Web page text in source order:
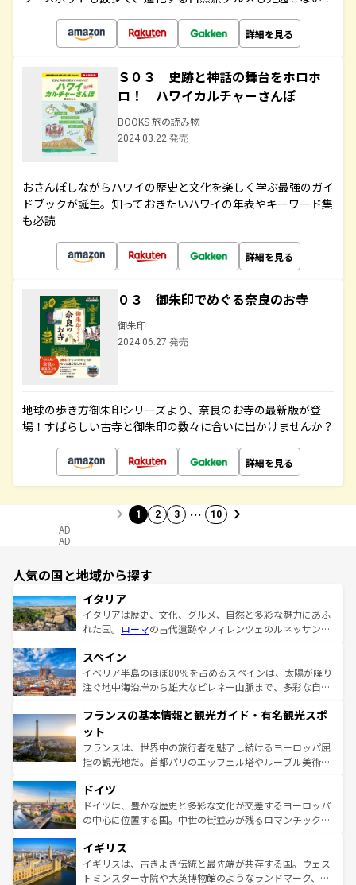
詳細を見る
Ｓ０３ 史跡と神話の舞台をホロホ
ロ！ ハワイカルチャーさんぽ
BOOKS 旅の読み物
2024.03.22 発売
おさんぽしながらハワイの歴史と文化を楽しく学ぶ最強のガイ
ドブックが誕生。知っておきたいハワイの年表やキーワード集
も必読
詳細を見る
０３ 御朱印でめぐる奈良のお寺
御朱印
2024.06.27 発売
地球の歩き方御朱印シリーズより、奈良のお寺の最新版が登
場！すばらしい古寺と御朱印の数々に合いに出かけませんか？
詳細を見る
1 2 3 … 10
AD
AD
人気の国と地域から探す
イタリア
イタリアは歴史、文化、グルメ、自然と多彩な魅力にあふ
れた国。 ローマの古代遺跡やフィレンツェのルネッサンス
ろん、トスカーナの美しい田園風景やアマルフィ海岸の絶
景など、自然景観も見逃せない。観光の合間には、本場の
ピザやパスタなど、絶品のイタリア料理を堪能することも
ませてくれるイタリアで、忘れられない旅をしてみよう！
なお、新着のイタリア情報は
しい。
スペイン
イベリア半島のほぼ80％を占めるスペインは、太陽が降り
注ぐ地中海沿岸から雄大なピレネー山脈まで、多彩な自然
文化が根付くこの国では、情熱的なフラメンコ、熱気あふ
れる闘牛、そして美味しいタパスが生活の一部となってい
る。首都マドリードの洗練された雰囲気や、バルセロナの
アートに溢れた街角から、地方では古代ローマ遺跡や中世
せる。地方によって風土や気候が異なるスペインはその個
性で訪れる人を魅了する。 なお、新着のスペイン情報は コ
ンテンツ一覧を参照してほしい。
フランスの基本情報と観光ガイド・有名観光スポ
ット
フランスは、世界中の旅行者を魅了し続けるヨーロッパ屈
指の観光地だ。首都パリのエッフェル塔やルーブル美術館
で、幅広い魅力が詰まっている。華麗な宮殿、歴史的な大
聖堂、美しいビーチ、そして豊かな自然が、訪れる者を心
から魅了する。また、フランスは美食の国としても知ら
いる。シャンパンの発祥地であるランス、プロヴァンスの
香り高いラベンダー畑など、多彩な楽しみ方が可能だ。さ
らに、パリ以外の地域にも魅力が溢れており、どの街角に
ドイツ
ドイツは、豊かな歴史と多彩な文化が交差するヨーロッパ
の中心に位置する国。中世の街並みが残るロマンチック街
顔を持つこの国は、どこを歩いても飽きることがない。ベ
ルリンの文化的活気、バイエルン州のアルプスの絶景、そ
してライン川沿いのワイン畑といった風景は必見。ビール
イギリス
イギリスは、古きよき伝統と最先端が共存する国。ウェス
トミンスター寺院や大英博物館のようなランドマーク、歴